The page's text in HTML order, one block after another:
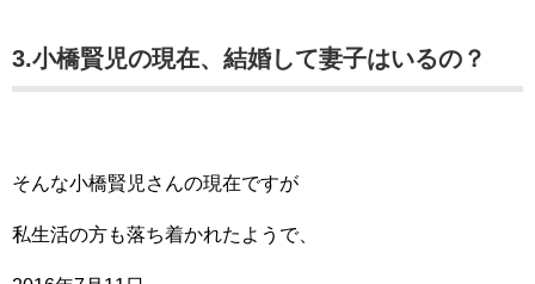
3.小橋賢児の現在、結婚して妻子はいるの？
そんな小橋賢児さんの現在ですが
私生活の方も落ち着かれたようで、